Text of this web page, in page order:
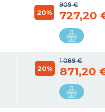
909 €
20% 727,20
1 089 €
20% 871,20